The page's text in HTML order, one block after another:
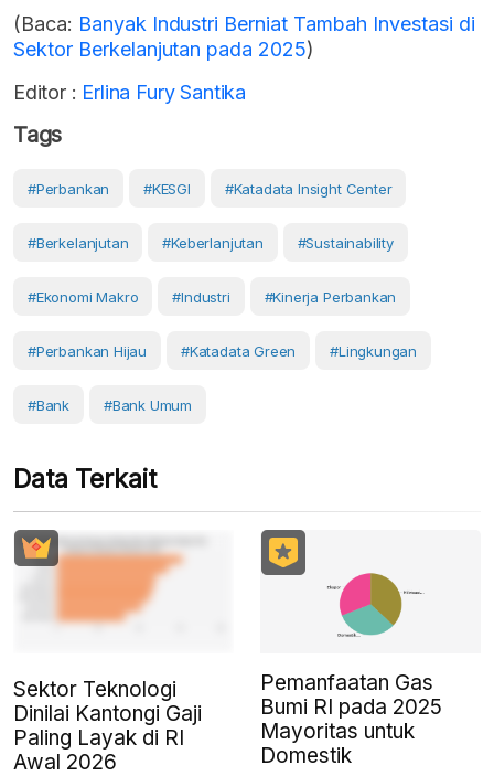
(Baca: Banyak Industri Berniat Tambah Investasi di
Sektor Berkelanjutan pada 2025)
Editor : Erlina Fury Santika
Tags
#Perbankan #KESGI #Katadata Insight Center
#berkelanjutan #keberlanjutan #sustainability
#Ekonomi Makro #Industri #Kinerja Perbankan
#perbankan Hijau #Katadata Green #Lingkungan
#Bank #Bank Umum
Data Terkait
Sektor Teknologi
Dinilai Kantongi Gaji
Paling Layak di RI
Awal 2026
Pemanfaatan Gas
Bumi RI pada 2025
Mayoritas untuk
Domestik